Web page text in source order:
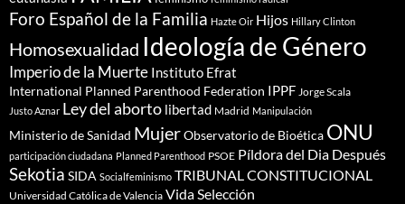
Foro Español de la Familia Hazte Oir Hijos Hillary Clinton
Homosexualidad Ideología de Género
Imperio de la Muerte Instituto Efrat
International Planned Parenthood Federation IPPF Jorge Scala
Justo Aznar Ley del aborto libertad Madrid Manipulación
Ministerio de Sanidad MujerObservatorio de Bioética ONU
participación ciudadana Planned Parenthood PSOE Píldora del Dia Después
Sekotia SIDA Socialfeminismo TRIBUNAL CONSTITUCIONAL
Universidad Católica de Valencia Vida Selección